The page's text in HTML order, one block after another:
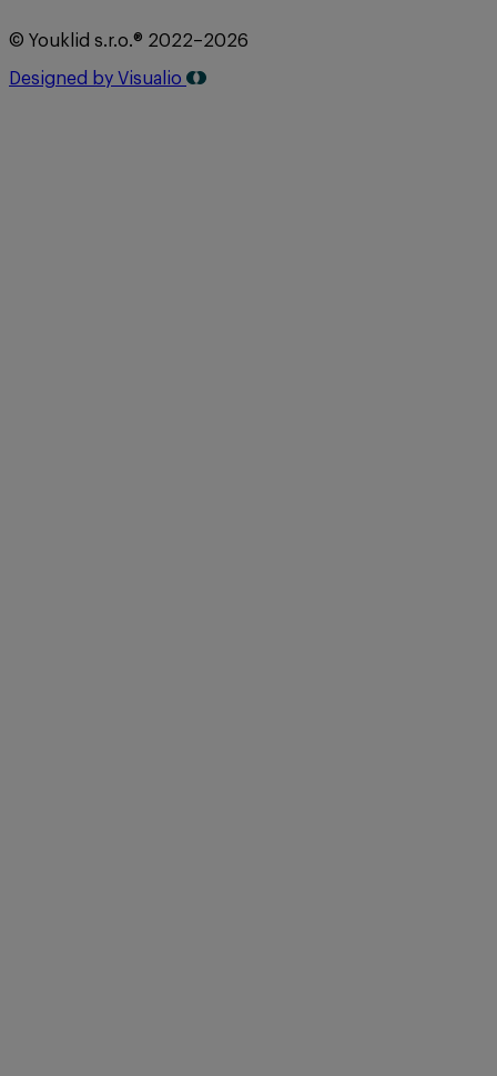
© Youklid s.r.o.® 2022–2026
Designed by Visualio